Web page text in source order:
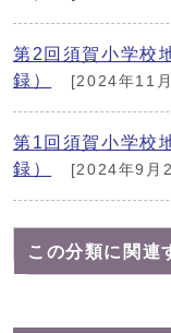
第2回須賀小学校
録）
[2024年11
第1回須賀小学校
録）
[2024年9月
この分類に関連